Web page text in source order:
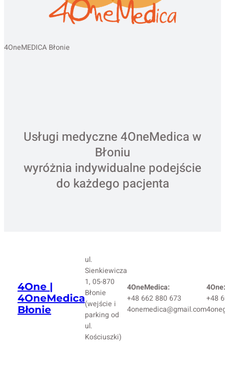
4OneMEDICA Błonie
Usługi medyczne 4OneMedica w
Błoniu
wyróżnia indywidualne podejście
do każdego pacjenta
4One |
4OneMedica
Błonie
ul.
Sienkiewicza
1, 05-870
Błonie
(wejście i
parking od
ul.
Kościuszki)
4OneMedica:
+48 662 880 673
4onemedica@gmail.com
4One:
+48